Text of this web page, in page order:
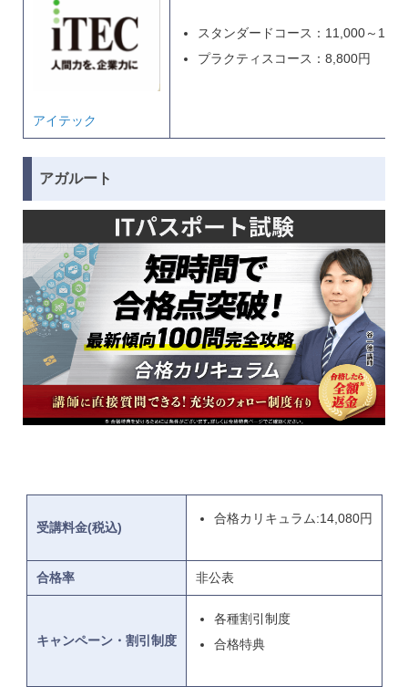
アイテック
スタンダードコース：11,000～
プラクティスコース：8,800円
アガルート
受講料金(税込)
合格カリキュラム:14,080円
合格率 非公表
キャンペーン・割引制度
各種割引制度
合格特典